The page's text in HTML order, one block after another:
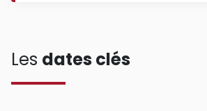
Les dates clés